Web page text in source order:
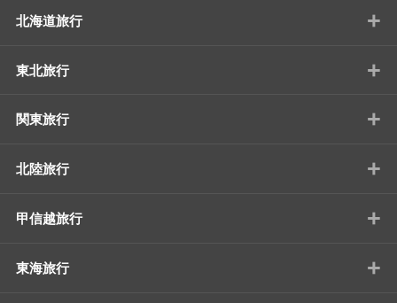
北海道旅行 +
東北旅行 +
関東旅行 +
北陸旅行 +
甲信越旅行 +
東海旅行 +